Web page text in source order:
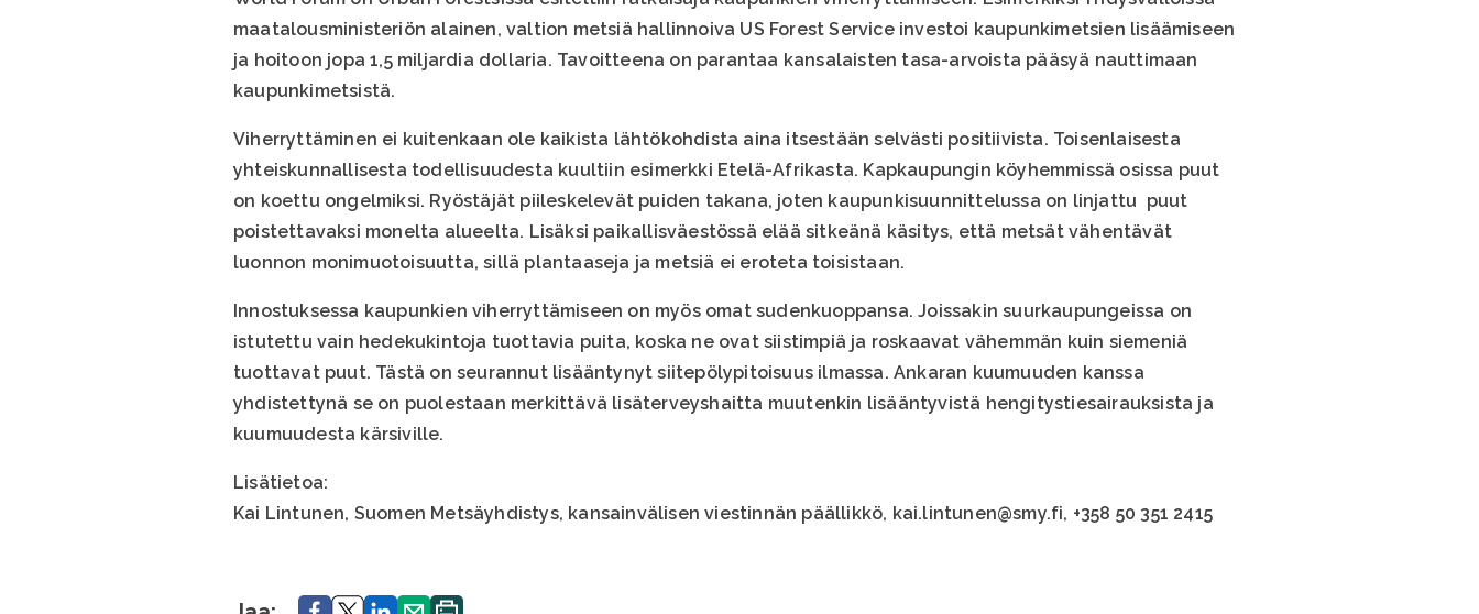
maatalousministeriön alainen, valtion metsiä hallinnoiva US Forest Service investoi kaupunkimetsien lisäämiseen
ja hoitoon jopa 1,5 miljardia dollaria. Tavoitteena on parantaa kansalaisten tasa-arvoista pääsyä nauttimaan
kaupunkimetsistä.
Viherryttäminen ei kuitenkaan ole kaikista lähtökohdista aina itsestään selvästi positiivista. Toisenlaisesta
yhteiskunnallisesta todellisuudesta kuultiin esimerkki Etelä-Afrikasta. Kapkaupungin köyhemmissä osissa puut
on koettu ongelmiksi. Ryöstäjät piileskelevät puiden takana, joten kaupunkisuunnittelussa on linjattu puut
poistettavaksi monelta alueelta. Lisäksi paikallisväestössä elää sitkeänä käsitys, että metsät vähentävät
luonnon monimuotoisuutta, sillä plantaaseja ja metsiä ei eroteta toisistaan.
Innostuksessa kaupunkien viherryttämiseen on myös omat sudenkuoppansa. Joissakin suurkaupungeissa on
istutettu vain hedekukintoja tuottavia puita, koska ne ovat siistimpiä ja roskaavat vähemmän kuin siemeniä
tuottavat puut. Tästä on seurannut lisääntynyt siitepölypitoisuus ilmassa. Ankaran kuumuuden kanssa
yhdistettynä se on puolestaan merkittävä lisäterveyshaitta muutenkin lisääntyvistä hengitystiesairauksista ja
kuumuudesta kärsiville.
Lisätietoa:
Kai Lintunen, Suomen Metsäyhdistys, kansainvälisen viestinnän päällikkö, kai.lintunen@smy.fi, +358 50 351 2415
Jaa. Jaa.Jaa. Jaa. Tulosta